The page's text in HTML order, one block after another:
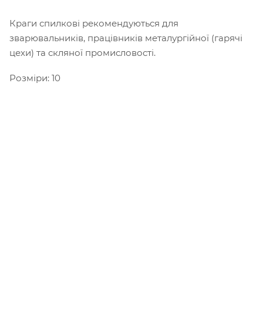
Краги спилкові рекомендуються для
зварювальників, працівників металургійної (гарячі
цехи) та скляної промисловості.
Розміри: 10